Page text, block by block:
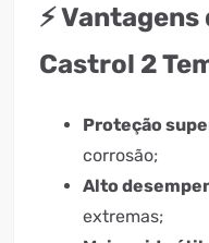
⚡
Castrol 2
Proteção
corrosão;
Alto
extremas;